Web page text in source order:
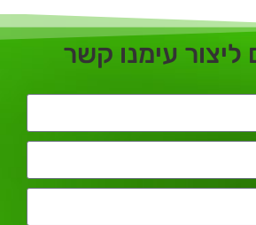
ליצור עימנו קשר